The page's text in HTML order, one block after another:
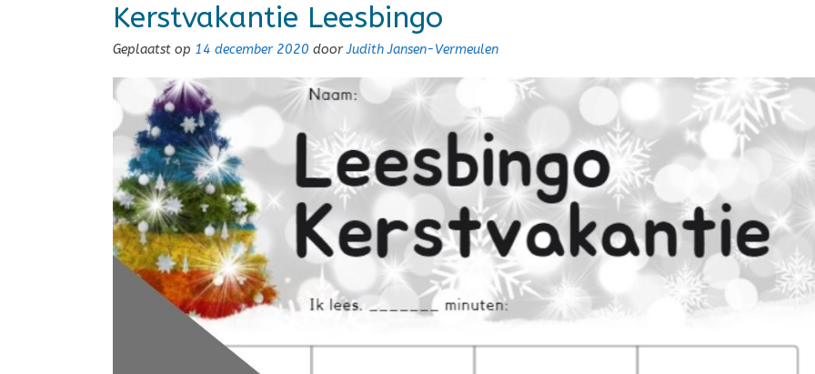
Kerstvakantie Leesbingo
Geplaatst op 14 december 2020 doorJudith Jansen-Vermeulen